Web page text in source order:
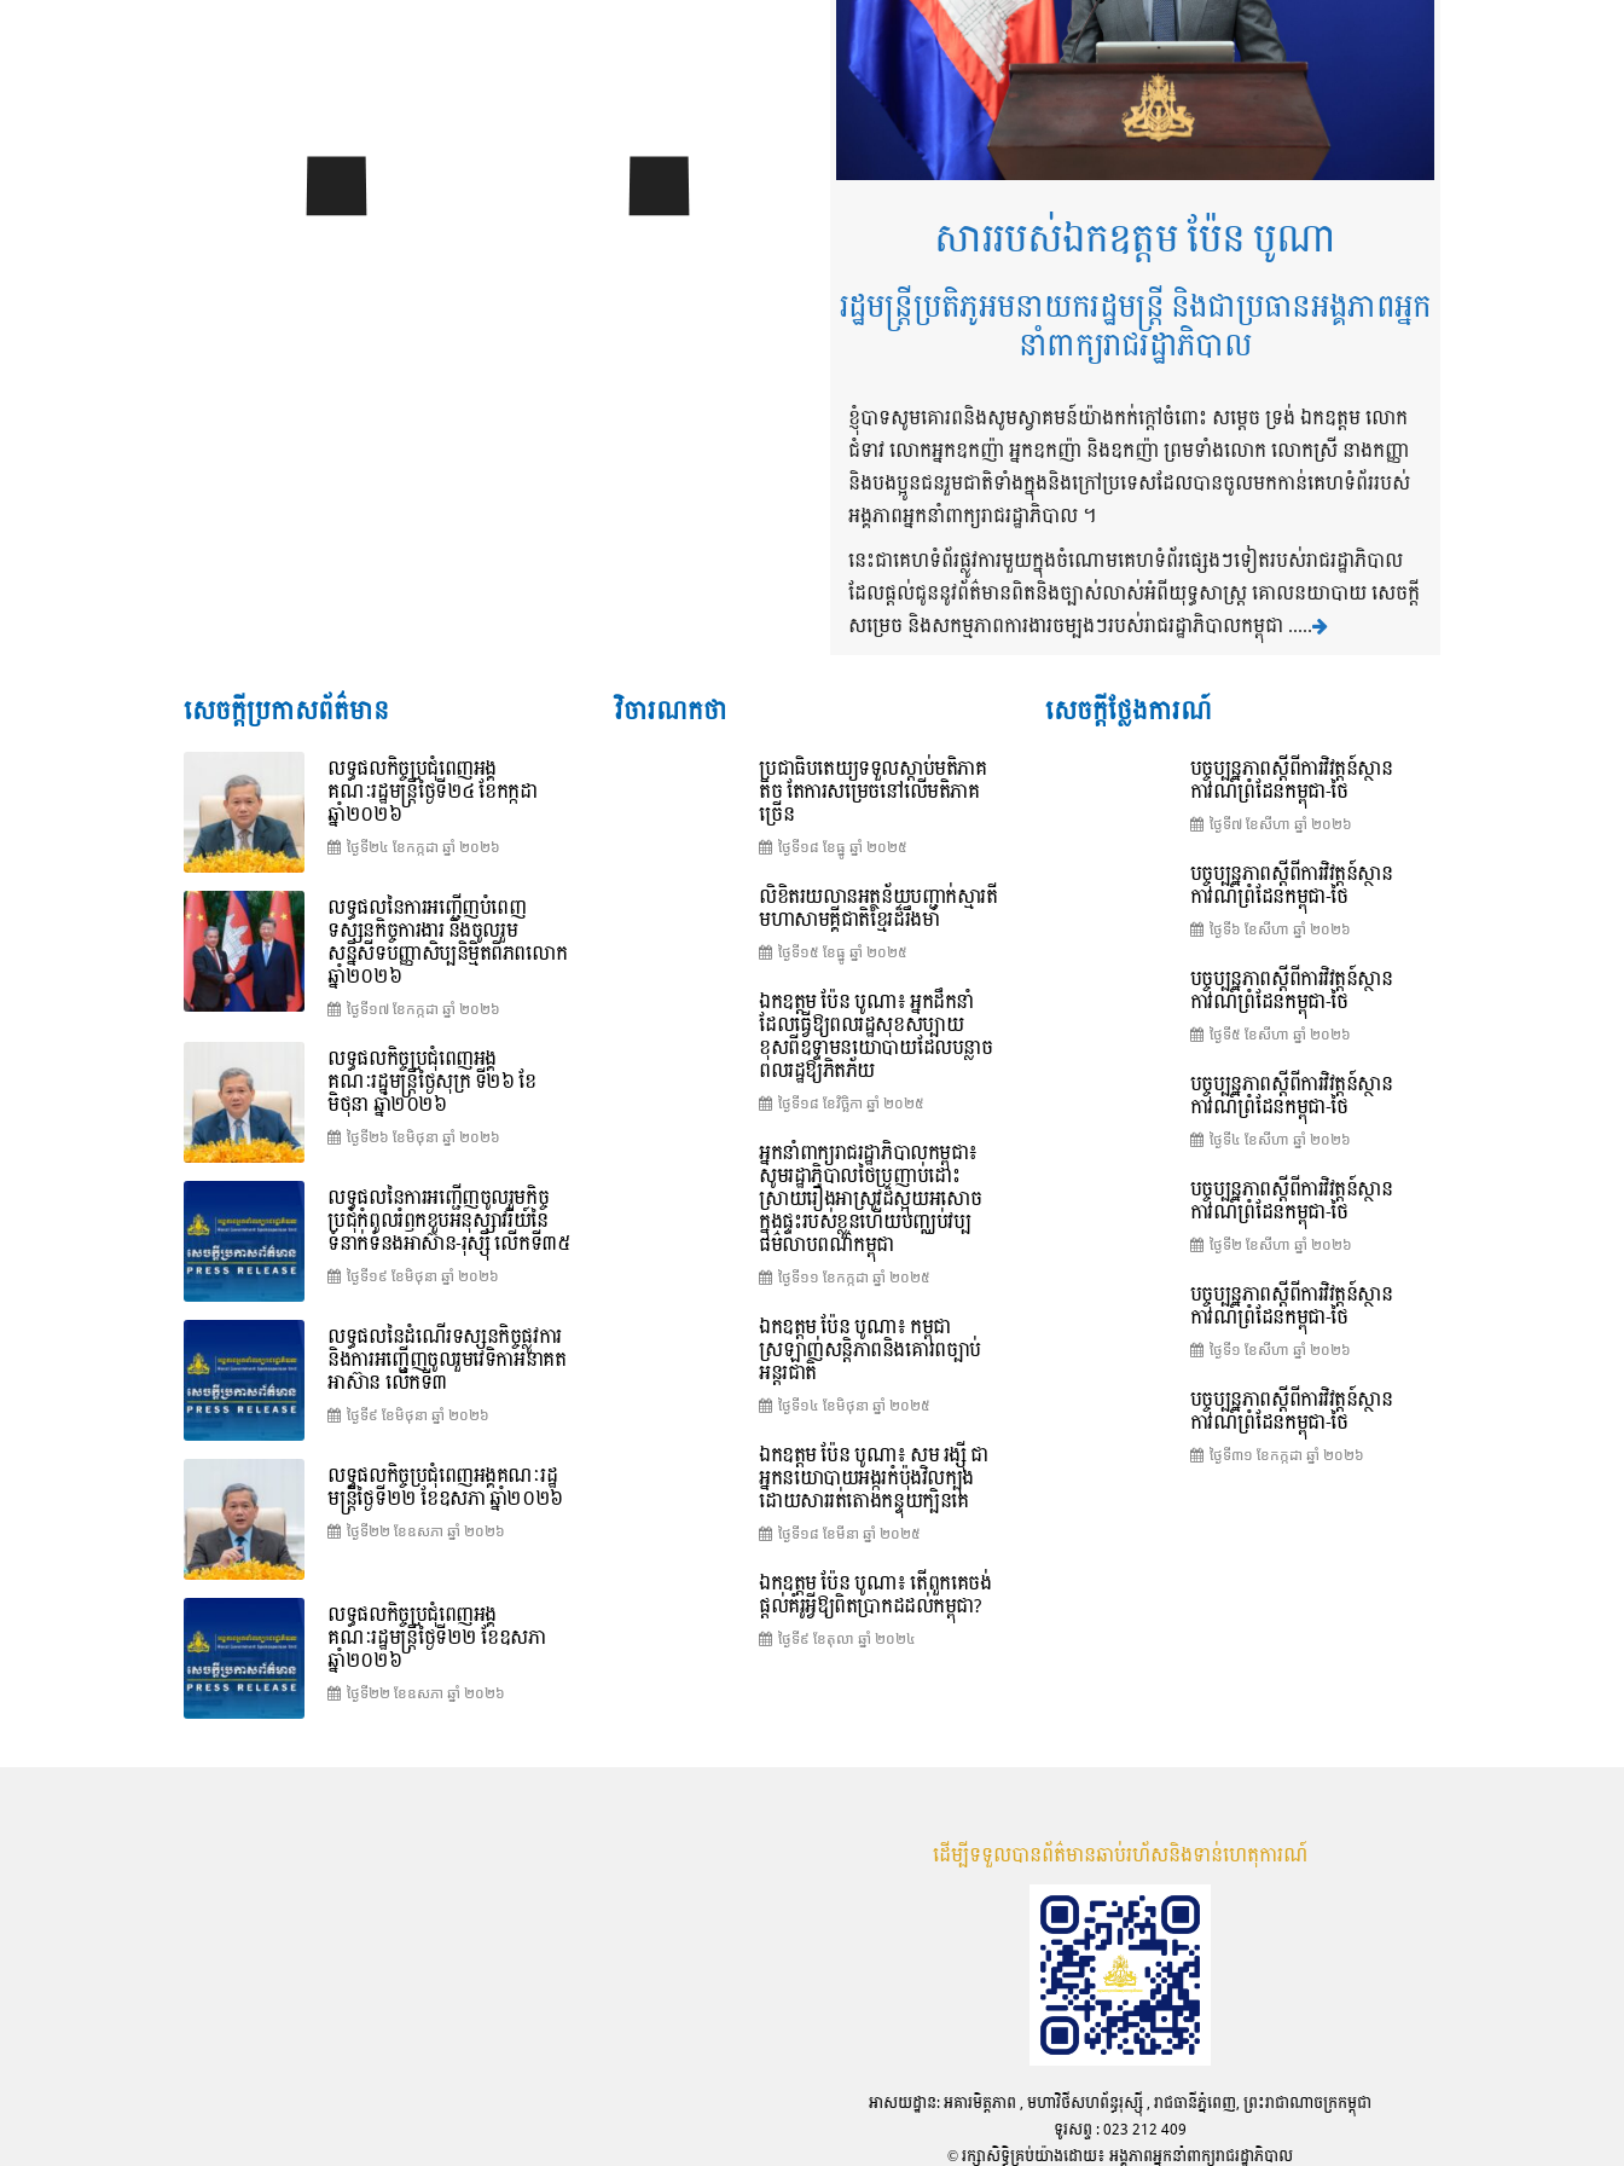
សាររបស់ឯកឧត្តម ប៉ែន បូណា
រដ្ឋមន្ត្រីប្រតិភូអមនាយករដ្ឋមន្ត្រី និងជាប្រធានអង្គភាពអ្នក
នាំពាក្យរាជរដ្ឋាភិបាល
ខ្ញុំបាទសូមគោរពនិងសូមស្វាគមន៍យ៉ាងកក់ក្តៅចំពោះ សម្តេច ទ្រង់ ឯកឧត្តម លោក
ជំទាវ លោកអ្នកឧកញ៉ា អ្នកឧកញ៉ា និងឧកញ៉ា ព្រមទាំងលោក លោកស្រី នាងកញ្ញា
និងបងប្អូនជនរួមជាតិទាំងក្នុងនិងក្រៅប្រទេសដែលបានចូលមកកាន់គេហទំព័ររបស់
អង្គភាពអ្នកនាំពាក្យរាជរដ្ឋាភិបាល ។
នេះជាគេហទំព័រផ្លូវការមួយក្នុងចំណោមគេហទំព័រផ្សេងៗទៀតរបស់រាជរដ្ឋាភិបាល
ដែលផ្តល់ជូននូវព័ត៌មានពិតនិងច្បាស់លាស់អំពីយុទ្ធសាស្រ្ត គោលនយាបាយ សេចក្តី
សម្រេច និងសកម្មភាពការងារចម្បងៗរបស់រាជរដ្ឋាភិបាលកម្ពុជា .....
សេចក្តីប្រកាសព័ត៌មាន
លទ្ធផលកិច្ចប្រជុំពេញអង្គ
គណៈរដ្ឋមន្រ្តីថ្ងៃទី២៤ ខែកក្កដា
ឆ្នាំ២០២៦
ថ្ងៃទី២៤ ខែ​កក្កដា ឆ្នាំ ២០២៦
លទ្ធផលនៃការអញ្ជើញបំពេញ
ទស្សនកិច្ចការងារ និងចូលរួម
សន្និសីទបញ្ញាសិប្បនិម្មិតពិភពលោក
ឆ្នាំ២០២៦
ថ្ងៃទី១៧ ខែ​កក្កដា ឆ្នាំ ២០២៦
លទ្ធផលកិច្ចប្រជុំពេញអង្គ
គណៈរដ្ឋមន្រ្តីថ្ងៃសុក្រ ទី២៦ ខែ
មិថុនា ឆ្នាំ២០២៦
ថ្ងៃទី២៦ ខែ​មិថុនា ឆ្នាំ ២០២៦
លទ្ធផលនៃការអញ្ជើញចូលរួមកិច្ច
ប្រជុំកំពូលរំឭកខួបអនុស្សាវរីយ៍នៃ
ទំនាក់ទំនងអាស៊ាន-រុស្ស៊ី លើកទី៣៥
ថ្ងៃទី១៩ ខែ​មិថុនា ឆ្នាំ ២០២៦
លទ្ធផលនៃដំណើរទស្សនកិច្ចផ្លូវការ
និងការអញ្ជើញចូលរួមវេទិកាអនាគត
អាស៊ាន លើកទី៣
ថ្ងៃទី៩ ខែ​មិថុនា ឆ្នាំ ២០២៦
លទ្ធផលកិច្ចប្រជុំពេញអង្គគណៈរដ្ឋ
មន្ត្រីថ្ងៃទី២២ ខែឧសភា ឆ្នាំ២០២៦
ថ្ងៃទី២២ ខែ​ឧសភា ឆ្នាំ ២០២៦
លទ្ធផលកិច្ចប្រជុំពេញអង្គ
គណៈរដ្ឋមន្រ្តីថ្ងៃទី២២ ខែឧសភា
ឆ្នាំ២០២៦
ថ្ងៃទី២២ ខែ​ឧសភា ឆ្នាំ ២០២៦
វិចារណកថា
ប្រជាធិបតេយ្យទទួលស្តាប់មតិភាគ
តិច តែការសម្រេចនៅលើមតិភាគ
ច្រើន
ថ្ងៃទី១៨ ខែ​ធ្នូ ឆ្នាំ ២០២៥
លិខិតរយលានអត្ថន័យបញ្ជាក់ស្មារតី
មហាសាមគ្គីជាតិខ្មែរដ៏រឹងមាំ
ថ្ងៃទី១៥ ខែ​ធ្នូ ឆ្នាំ ២០២៥
ឯកឧត្តម ប៉ែន បូណា៖ អ្នកដឹកនាំ
ដែលធ្វើឱ្យពលរដ្ឋសុខសប្បាយ
ខុសពីឧទ្ទាមនយោបាយដែលបន្លាច
ពលរដ្ឋឱ្យភិតភ័យ
ថ្ងៃទី១៨ ខែ​វិច្ឆិកា ឆ្នាំ ២០២៥
អ្នកនាំពាក្យរាជរដ្ឋាភិបាលកម្ពុជា៖
សូមរដ្ឋាភិបាលថៃប្រញាប់ដោះ
ស្រាយរឿងអាស្រូវដ៏ស្អុយអសោច
ក្នុងផ្ទះរបស់ខ្លួនហើយបញ្ឈប់វប្ប
ធម៌លាបពណ៌កម្ពុជា
ថ្ងៃទី១១ ខែ​កក្កដា ឆ្នាំ ២០២៥
ឯកឧត្តម ប៉ែន បូណា៖ កម្ពុជា
ស្រឡាញ់សន្តិភាពនិងគោរពច្បាប់
អន្តរជាតិ
ថ្ងៃទី១៤ ខែ​មិថុនា ឆ្នាំ ២០២៥
ឯកឧត្តម ប៉ែន បូណា៖ សម រង្ស៊ី ជា
អ្នកនយោបាយអង្ករកំប៉ុងវិលក្បុង
ដោយសាររត់តោងកន្ទុយក្បិនគេ
ថ្ងៃទី១៨ ខែ​មីនា ឆ្នាំ ២០២៥
ឯកឧត្តម ប៉ែន បូណា៖ តើពួកគេចង់
ផ្តល់គំរូអ្វីឱ្យពិតប្រាកដដល់កម្ពុជា?
ថ្ងៃទី៩ ខែ​តុលា ឆ្នាំ ២០២៤
សេចក្តីថ្លែងការណ៍
បច្ចុប្បន្នភាពស្ដីពីការវិវត្តន៍ស្ថាន
ការណ៍ព្រំដែនកម្ពុជា-ថៃ
ថ្ងៃទី៧ ខែ​សីហា ឆ្នាំ ២០២៦
បច្ចុប្បន្នភាពស្ដីពីការវិវត្តន៍ស្ថាន
ការណ៍ព្រំដែនកម្ពុជា-ថៃ
ថ្ងៃទី៦ ខែ​សីហា ឆ្នាំ ២០២៦
បច្ចុប្បន្នភាពស្ដីពីការវិវត្តន៍ស្ថាន
ការណ៍ព្រំដែនកម្ពុជា-ថៃ
ថ្ងៃទី៥ ខែ​សីហា ឆ្នាំ ២០២៦
បច្ចុប្បន្នភាពស្ដីពីការវិវត្តន៍ស្ថាន
ការណ៍ព្រំដែនកម្ពុជា-ថៃ
ថ្ងៃទី៤ ខែ​សីហា ឆ្នាំ ២០២៦
បច្ចុប្បន្នភាពស្ដីពីការវិវត្តន៍ស្ថាន
ការណ៍ព្រំដែនកម្ពុជា-ថៃ
ថ្ងៃទី២ ខែ​សីហា ឆ្នាំ ២០២៦
បច្ចុប្បន្នភាពស្ដីពីការវិវត្តន៍ស្ថាន
ការណ៍ព្រំដែនកម្ពុជា-ថៃ
ថ្ងៃទី១ ខែ​សីហា ឆ្នាំ ២០២៦
បច្ចុប្បន្នភាពស្ដីពីការវិវត្តន៍ស្ថាន
ការណ៍ព្រំដែនកម្ពុជា-ថៃ
ថ្ងៃទី៣១ ខែ​កក្កដា ឆ្នាំ ២០២៦
ដើម្បីទទួលបានព័ត៌មានឆាប់រហ័សនិងទាន់ហេតុការណ៍
អាសយដ្ឋាន: អគារមិត្តភាព , មហាវិថីសហព័ន្ធរុស្ស៊ី , រាជធានីភ្នំពេញ, ព្រះរាជាណាចក្រកម្ពុជា
ទូរសព្ទ : 023 212 409
© រក្សាសិទ្ធិគ្រប់យ៉ាងដោយ៖ អង្គភាពអ្នកនាំពាក្យរាជរដ្ឋាភិបាល